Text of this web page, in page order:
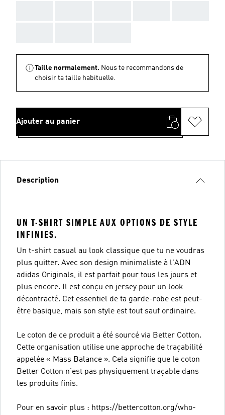
Taille normalement. Nous te recommandons de
choisir ta taille habituelle.
Ajouter au panier
Description
UN T-SHIRT SIMPLE AUX OPTIONS DE STYLE
INFINIES.
Un t-shirt casual au look classique que tu ne voudras
plus quitter. Avec son design minimaliste à l'ADN
adidas Originals, il est parfait pour tous les jours et
plus encore. Il est conçu en jersey pour un look
décontracté. Cet essentiel de ta garde-robe est peut-
être basique, mais son style est tout sauf ordinaire.
Le coton de ce produit a été sourcé via Better Cotton.
Cette organisation utilise une approche de traçabilité
appelée « Mass Balance ». Cela signifie que le coton
Better Cotton n’est pas physiquement traçable dans
les produits finis.
Pour en savoir plus : https://bettercotton.org/who-